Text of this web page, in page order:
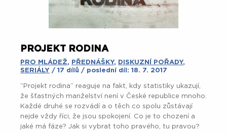
PROJEKT RODINA
PRO MLÁDEŽ, PŘEDNÁŠKY, DISKUZNÍ POŘADY,
SERIÁLY / 17 dílů / poslední díl: 18. 7. 2017
“Projekt rodina“ reaguje na fakt, kdy statistiky ukazují,
že šťastných manželství není v České republice mnoho.
Každé druhé se rozvádí a o těch co spolu zůstávají
nejde vždy říci, že jsou spokojení. Co je to chození a
jaké má fáze? Jak si vybrat toho pravého, tu pravou?